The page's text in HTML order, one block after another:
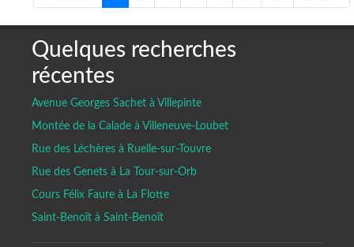
Quelques recherches
récentes
Avenue Georges Sachet à Villepinte
Montée de la Calade à Villeneuve-Loubet
Rue des Léchères à Ruelle-sur-Touvre
Rue des Genets à La Tour-sur-Orb
Cours Félix Faure à La Flotte
Saint-Benoît à Saint-Benoît